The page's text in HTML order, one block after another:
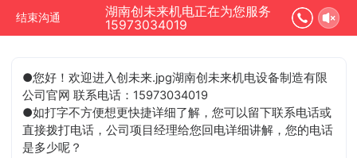
结束沟通
湖南创未来机电正在为您服务
15973034019
●您好！欢迎进入创未来.jpg湖南创未来机电设备制造有限
公司官网 联系电话：15973034019
●如打字不方便想更快捷详细了解，您可以留下联系电话或
直接拨打电话，公司项目经理给您回电详细讲解，您的电话
是多少呢？